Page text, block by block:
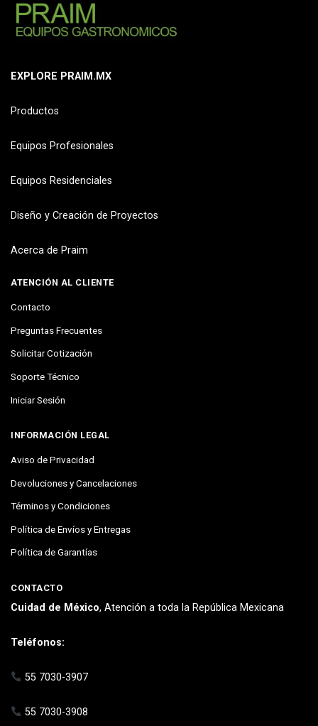
EXPLORE PRAIM.MX
Productos
Equipos Profesionales
Equipos Residenciales
Diseño y Creación de Proyectos
Acerca de Praim
ATENCIÓN AL CLIENTE
Contacto
Preguntas Frecuentes
Solicitar Cotización
Soporte Técnico
Iniciar Sesión
INFORMACIÓN LEGAL
Aviso de Privacidad
Devoluciones y Cancelaciones
Términos y Condiciones
Política de Envíos y Entregas
Política de Garantías
CONTACTO
Cuidad de México, Atención a toda la República Mexicana
Teléfonos:
55 7030-3907
55 7030-3908